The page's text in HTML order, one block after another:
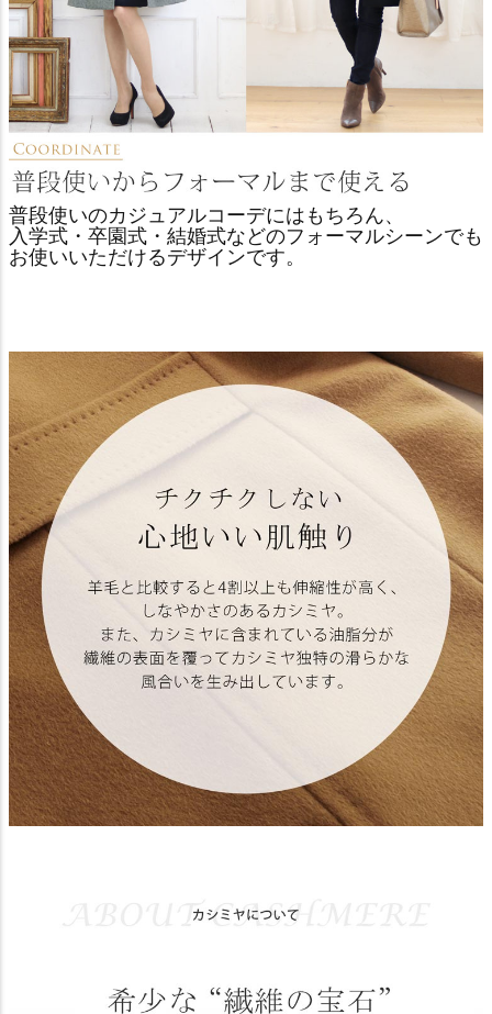
普段使いのカジュアルコーデにはもちろん、
入学式・卒園式・結婚式などのフォーマルシーンでも
お使いいただけるデザインです。